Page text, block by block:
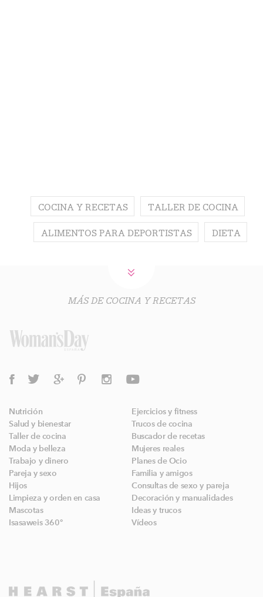
COCINA Y RECETAS TALLER DE COCINA
ALIMENTOS PARA DEPORTISTAS DIETA
MÁS DE COCINA Y RECETAS
Nutrición
Ejercicios y fitness
Salud y bienestar
Trucos de cocina
Taller de cocina
Buscador de recetas
Moda y belleza
Mujeres reales
Trabajo y dinero
Planes de Ocio
Pareja y sexo
Familia y amigos
Hijos
Consultas de sexo y pareja
Limpieza y orden en casa
Decoración y manualidades
Mascotas
Ideas y trucos
Isasaweis 360º
Vídeos